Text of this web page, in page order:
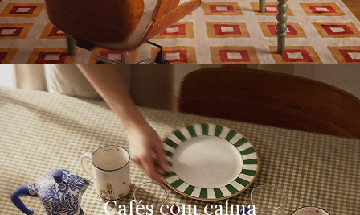
Cafés com calma